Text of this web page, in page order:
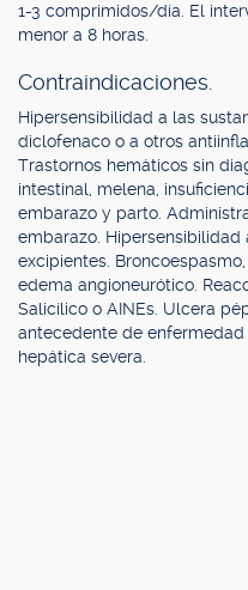
1-3 comprimidos/día. El
menor a 8 horas.
Contraindicaciones.
Hipersensibilidad a las
diclofenaco o a otros
Trastornos hemáticos sin
intestinal, melena,
embarazo y parto.
embarazo.
excipientes.
edema angioneurótico.
Salicílico o AINEs. Ulcera
antecedente de
hepática severa.